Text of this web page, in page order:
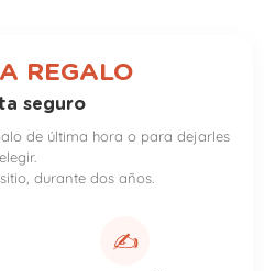
REGALO
seguro
de última hora o para dejarles
elegir.
durante dos años.
✍️